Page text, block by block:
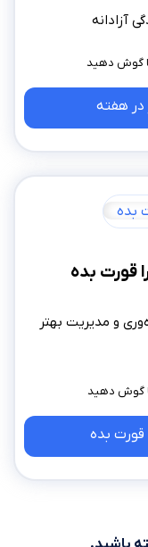
آزادانه
قورت بده
و مدیریت بهتر
قورت بده